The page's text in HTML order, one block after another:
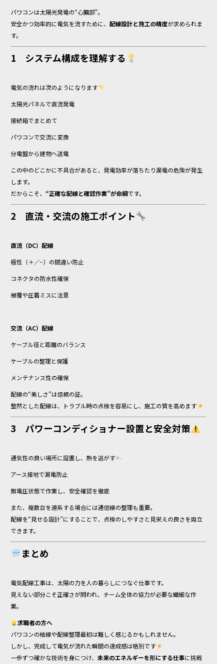
パワコンは太陽光発電の“心臓部”。
安全かつ効率的に電気を流すために、配線設計と施工の精度が求められま
す。
1 システム構成を理解する
電気の流れは次のようになります
太陽光パネルで直流発電
接続箱でまとめて
パワコンで交流に変換
分電盤から建物へ送電
この中のどこかに不具合があると、発電効率が落ちたり漏電の危険が発生
します。
だからこそ、“正確な配線と確認作業”が命綱です。
2 直流・交流の施工ポイント
直流（DC）配線
極性（＋／−）の間違い防止
コネクタの防水性確保
被覆や圧着ミスに注意
交流（AC）配線
ケーブル径と距離のバランス
ケーブルの整理と保護
メンテナンス性の確保
配線の“美しさ”は信頼の証。
整然とした配線は、トラブル時の点検を容易にし、施工の質を高めます
3 パワーコンディショナー設置と安全対策
通気性の良い場所に設置し、熱を逃がす
アース接地で漏電防止
無電圧状態で作業し、安全確認を徹底
また、複数台を連系する場合には通信線の整理も重要。
配線を“見せる設計”にすることで、点検のしやすさと見栄えの良さを両立
できます。
まとめ
電気配線工事は、太陽の力を人の暮らしにつなぐ仕事です。
見えない部分こそ正確さが問われ、チーム全体の協力が必要な繊細な作
業。
求職者の方へ
パワコンの結線や配線整理――最初は難しく感じるかもしれません。
しかし、完成して電気が流れた瞬間の達成感は格別です
一歩ずつ確かな技術を身につけ、未来のエネルギーを形にする仕事に挑戦